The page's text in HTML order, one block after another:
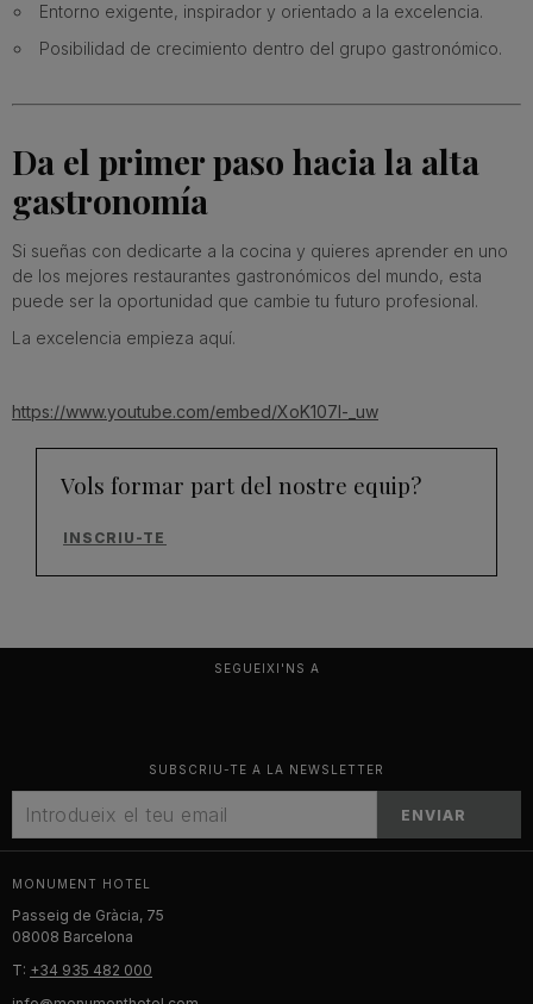
Entorno exigente, inspirador y orientado a la excelencia.
Posibilidad de crecimiento dentro del grupo gastronómico.
Da el primer paso hacia la alta
gastronomía
Si sueñas con dedicarte a la cocina y quieres aprender en uno
de los mejores restaurantes gastronómicos del mundo, esta
puede ser la oportunidad que cambie tu futuro profesional.
La excelencia empieza aquí.
https://www.youtube.com/embed/XoK107l-_uw
Vols formar part del nostre equip?
INSCRIU-TE
SEGUEIXI'NS A
SUBSCRIU-TE A LA NEWSLETTER
ENVIAR
MONUMENT HOTEL
Passeig de Gràcia, 75
08008 Barcelona
T: +34 935 482 000